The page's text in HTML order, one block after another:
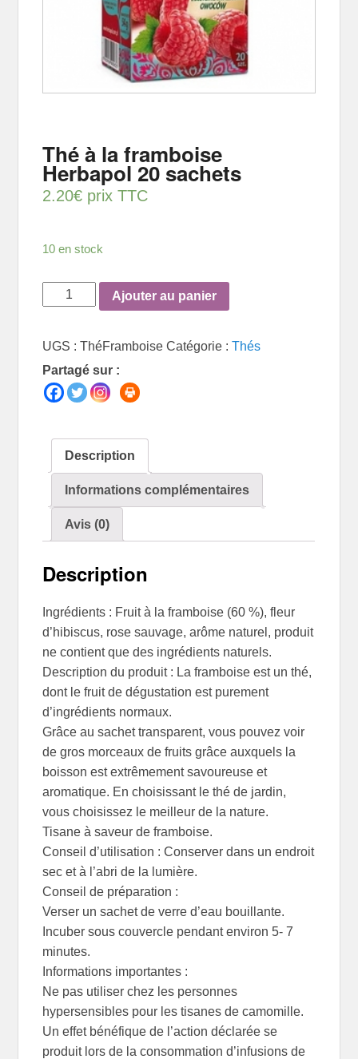
Thé à la framboise
Herbapol 20 sachets
2.20€ prix TTC
10 en stock
quantité
de
à
la
framboise
sachets
Ajouter au panier
UGS :ThéFramboise Catégorie :Thés
Partagé sur :
Description
Informations complémentaires
Avis (0)
Description
Ingrédients : Fruit à la framboise (60 %), fleur
d’hibiscus, rose sauvage, arôme naturel, produit
ne contient que des ingrédients naturels.
Description du produit : La framboise est un thé,
dont le fruit de dégustation est purement
d’ingrédients normaux.
Grâce au sachet transparent, vous pouvez voir
de gros morceaux de fruits grâce auxquels la
boisson est extrêmement savoureuse et
aromatique. En choisissant le thé de jardin,
vous choisissez le meilleur de la nature.
Tisane à saveur de framboise.
Conseil d’utilisation : Conserver dans un endroit
sec et à l’abri de la lumière.
Conseil de préparation :
Verser un sachet de verre d’eau bouillante.
Incuber sous couvercle pendant environ 5- 7
minutes.
Informations importantes :
Ne pas utiliser chez les personnes
hypersensibles pour les tisanes de camomille.
Un effet bénéfique de l’action déclarée se
produit lors de la consommation d’infusions de